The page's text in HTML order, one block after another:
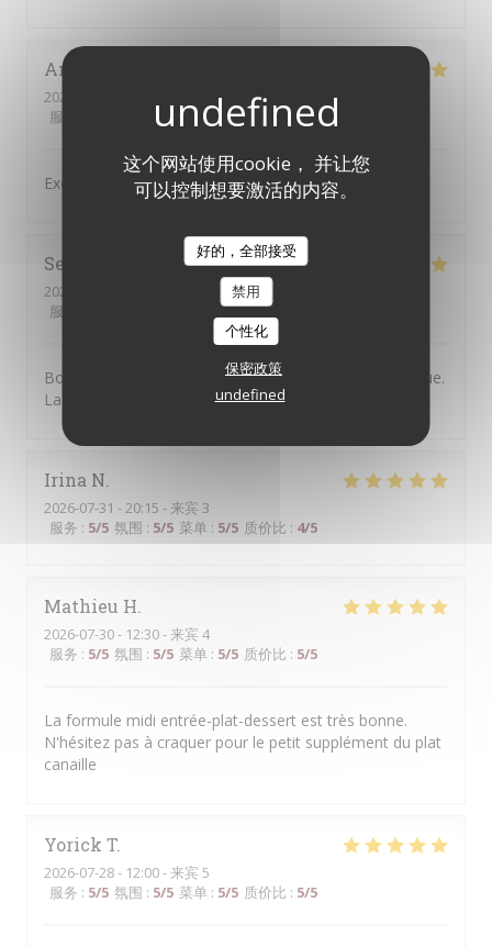
这个网站使用cookie， 并让您
可以控制想要激活的内容。
好的，全部接受
禁用
个性化
保密政策
undefined
Antonio
2026-07-31
服务
5 /5 菜单: 4 /5 质价比: 5/5
Excellent service and very good food,
Severine
2026-07-30
服务
5/5 质价比
Bonne adresse. L'accueil est chaleureux et sympathique.
La nourriture est très bonne. On y reviendra.
Irina N
2026-07-31 - 20:15 - 来宾 3
服务 : 5/5 氛围 : 5/5 菜单 : 5/5 质价比 : 4/5
Mathieu H
2026-07-30- 12:30 - 来宾 4
服务 : 5/5 氛围 : 5/5 菜单 : 5/5 质价比 : 5/5
La formule midi entrée-plat-dessert est très bonne.
N'hésitez pas à craquer pour le petit supplément du plat
canaille
Yorick T
2026-07-28- 12:00 - 来宾 5
服务 : 5/5 氛围 : 5/5 菜单 : 5/5 质价比 : 5/5